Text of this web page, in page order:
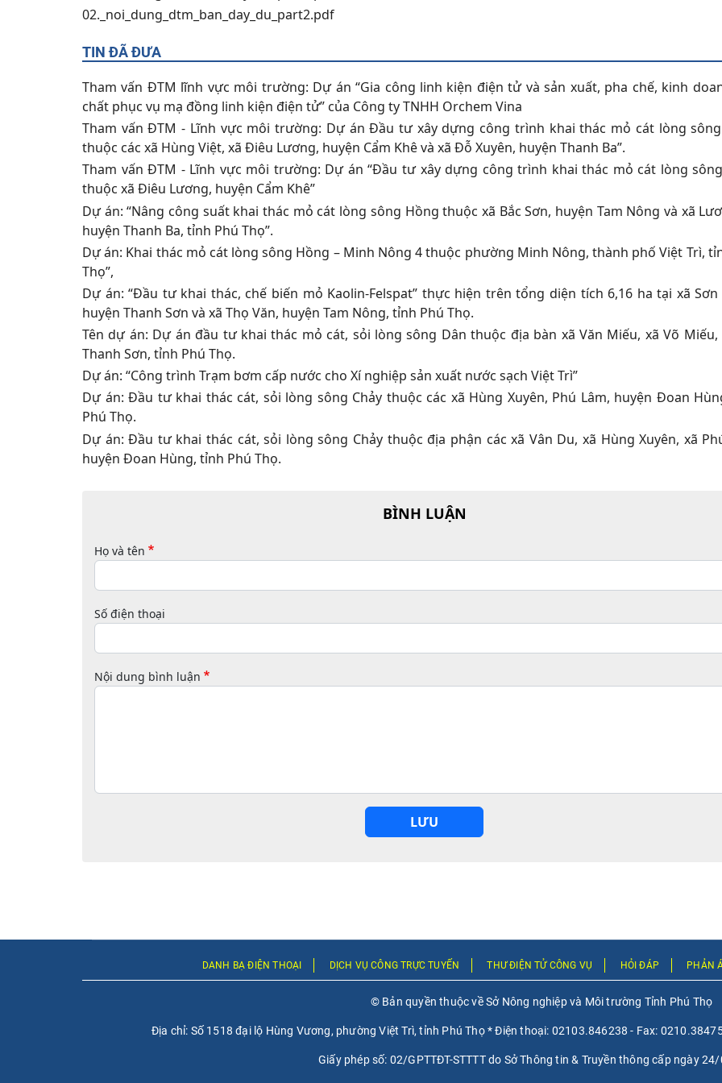
02._noi_dung_dtm_ban_day_du_part2.pdf
TIN ĐÃ ĐƯA
Tham vấn ĐTM lĩnh vực môi trường: Dự án “Gia công linh kiện điện tử và sản xuất, pha chế, kinh
chất phục vụ mạ đồng linh kiện điện tử” của Công ty TNHH Orchem Vina
Tham vấn ĐTM - Lĩnh vực môi trường: Dự án Đầu tư xây dựng công trình khai thác mỏ cát lòng
thuộc các xã Hùng Việt, xã Điêu Lương, huyện Cẩm Khê và xã Đỗ Xuyên, huyện Thanh Ba”.
Tham vấn ĐTM - Lĩnh vực môi trường: Dự án “Đầu tư xây dựng công trình khai thác mỏ cát lòng
thuộc xã Điêu Lương, huyện Cẩm Khê”
Dự án: “Nâng công suất khai thác mỏ cát lòng sông Hồng thuộc xã Bắc Sơn, huyện Tam Nông và xã
huyện Thanh Ba, tỉnh Phú Thọ”.
Dự án: Khai thác mỏ cát lòng sông Hồng – Minh Nông 4 thuộc phường Minh Nông, thành phố Việt Trì,
Thọ”,
Dự án: “Đầu tư khai thác, chế biến mỏ Kaolin-Felspat” thực hiện trên tổng diện tích 6,16 ha tại xã
huyện Thanh Sơn và xã Thọ Văn, huyện Tam Nông, tỉnh Phú Thọ.
Tên dự án: Dự án đầu tư khai thác mỏ cát, sỏi lòng sông Dân thuộc địa bàn xã Văn Miếu, xã Võ Miếu,
Thanh Sơn, tỉnh Phú Thọ.
Dự án: “Công trình Trạm bơm cấp nước cho Xí nghiệp sản xuất nước sạch Việt Trì”
Dự án: Đầu tư khai thác cát, sỏi lòng sông Chảy thuộc các xã Hùng Xuyên, Phú Lâm, huyện Đoan
Phú Thọ.
Dự án: Đầu tư khai thác cát, sỏi lòng sông Chảy thuộc địa phận các xã Vân Du, xã Hùng Xuyên, xã
huyện Đoan Hùng, tỉnh Phú Thọ.
BÌNH LUẬN
Họ và tên
Số điện thoại
Nội dung bình luận
LƯU
DANH BẠ ĐIỆN THOẠI DỊCH VỤ CÔNG TRỰC TUYẾN THƯ ĐIỆN TỬ CÔNG VỤ HỎI ĐÁP PHẢN
© Bản quyền thuộc về Sở Nông nghiệp và Môi trường Tỉnh Phú Thọ
Địa chỉ: Số 1518 đại lộ Hùng Vương, phường Việt Trì, tỉnh Phú Thọ * Điện thoại: 02103.846238 - Fax:
Giấy phép số: 02/GPTTĐT-STTTT do Sở Thông tin & Truyền thông cấp ngày